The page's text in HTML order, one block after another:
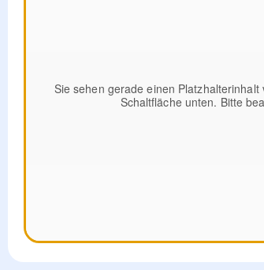
Sie sehen gerade einen
Schaltfläche unten. Bitte